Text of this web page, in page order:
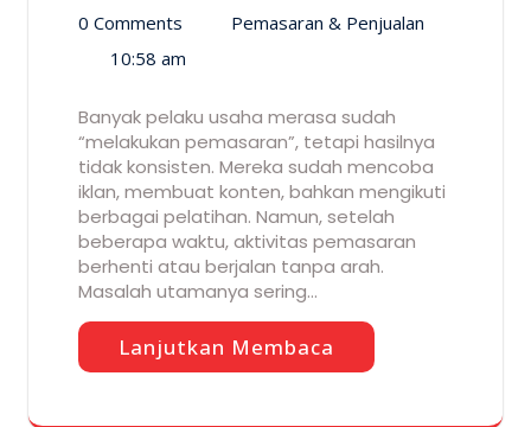
0 Comments
Pemasaran & Penjualan
10:58 am
Banyak pelaku usaha merasa sudah
“melakukan pemasaran”, tetapi hasilnya
tidak konsisten. Mereka sudah mencoba
iklan, membuat konten, bahkan mengikuti
berbagai pelatihan. Namun, setelah
beberapa waktu, aktivitas pemasaran
berhenti atau berjalan tanpa arah.
Masalah utamanya sering…
Lanjutkan Membaca